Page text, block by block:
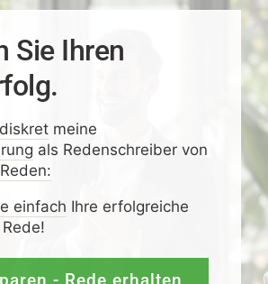
Sie Ihren
diskretmeine
als Redenschreiber von
einfach Ihre erfolgreiche